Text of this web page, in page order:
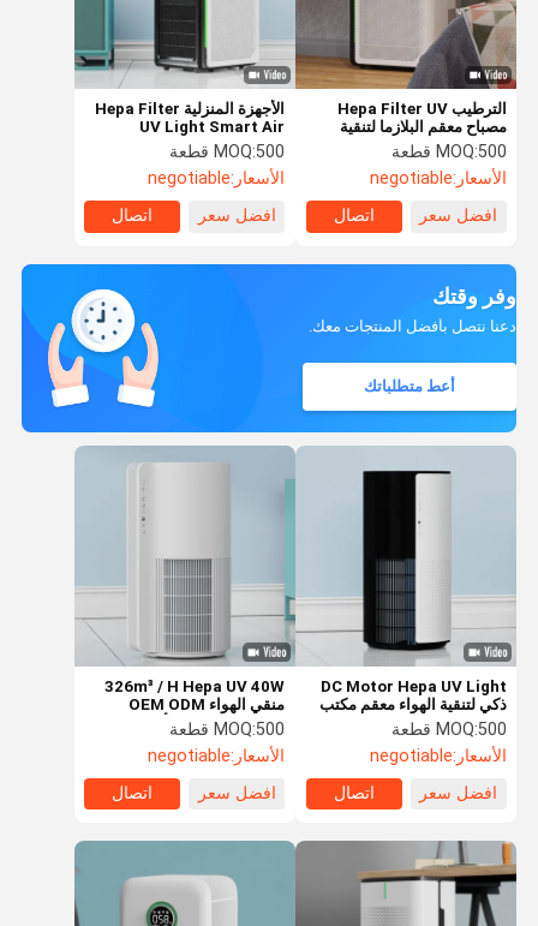
الأجهزة المنزلية Hepa Filter
UV Light Smart Air
Purifier Humidification
MOQ:500 قطعة
الأسعار:negotiable
افضل سعر
اتصال
الترطيب Hepa Filter UV
مصباح معقم البلازما لتنقية
الهواء المنزلية
MOQ:500 قطعة
الأسعار:negotiable
افضل سعر
اتصال
وفر وقتك
دعنا نتصل بأفضل المنتجات معك.
أعط متطلباتك
DC Motor Hepa UV Light
ذكي لتنقية الهواء معقم مكتب
مخصصMOQ:500 قطعة
الأسعار:negotiable
افضل سعر
اتصال
326m³ / H Hepa UV 40W
منقي الهواء OEM ODM
منظف مستشعر الأشعة تحت
الحمراء للغبار
MOQ:500 قطعة
الأسعار:negotiable
افضل سعر
اتصال